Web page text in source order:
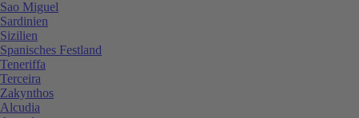
Sao Miguel
Sardinien
Sizilien
Spanisches Festland
Teneriffa
Terceira
Zakynthos
Alcudia